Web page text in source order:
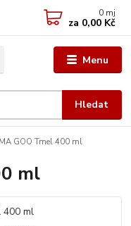
Menu
Hledat
0 mj
za 0,00 Kč
GOO Tmel 400 ml
ml